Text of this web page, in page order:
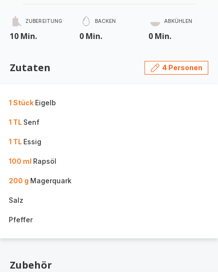
ZUBEREITUNG
10 Min.
BACKEN
0 Min.
ABKÜHLEN
0 Min.
Zutaten 4 Personen
1 Stück Eigelb
1 TL Senf
1 TL Essig
100 ml Rapsöl
200 g Magerquark
Salz
Pfeffer
Zubehör